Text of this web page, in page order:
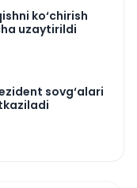
ko‘chirish
uzaytirildi
sovg‘alari